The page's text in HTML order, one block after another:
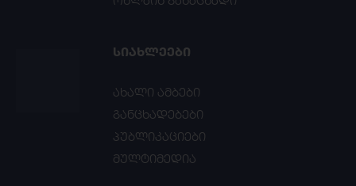
ᲡᲘᲐᲮᲚᲔᲔᲑᲘ
ახალი ამბები
განცხადებები
პუბლიკაციები
მულტიმედია